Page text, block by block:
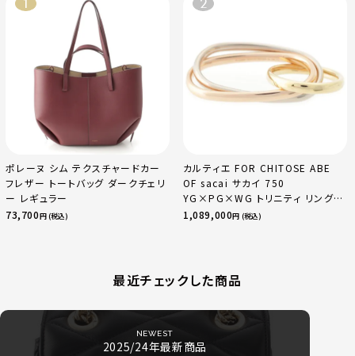
ポレーヌ シム テクスチャードカー
フレザー トートバッグ ダークチェリ
ー レギュラー
73,700円 (税込)
カルティエ FOR CHITOSE ABE
OF sacai サカイ 750
YG×PG×WG トリニティ リング
指輪 マルチカラー 50 51 52
1,089,000円 (税込)
最近チェックした商品
NEWEST
2025/24年最新商品